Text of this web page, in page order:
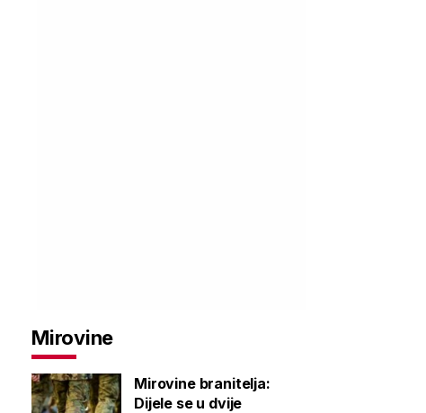
Mirovine
Mirovine branitelja:
Dijele se u dvije